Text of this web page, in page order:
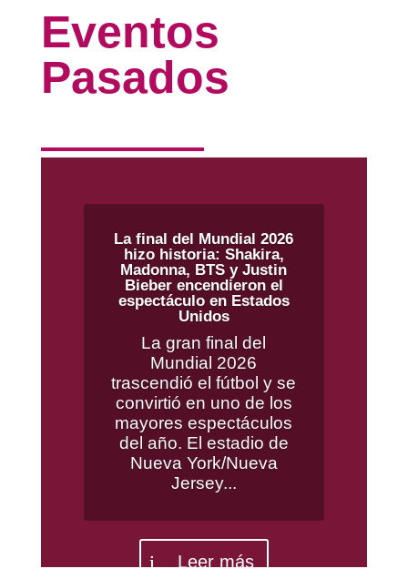
Eventos
Pasados
La final del Mundial 2026
hizo historia: Shakira,
Madonna, BTS y Justin
Bieber encendieron el
espectáculo en Estados
Unidos
La gran final del
Mundial 2026
trascendió el fútbol y se
convirtió en uno de los
mayores espectáculos
del año. El estadio de
Nueva York/Nueva
Jersey...
Leer más